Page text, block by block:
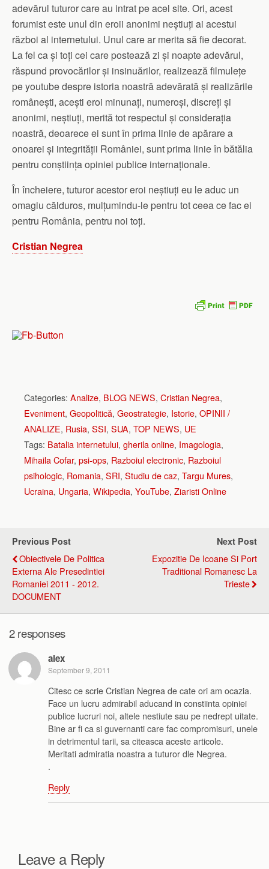
adevărul tuturor care au intrat pe acel site. Ori, acest
forumist este unul din eroii anonimi neștiuți ai acestui
război al internetului. Unul care ar merita să fie decorat.
La fel ca și toți cei care postează zi și noapte adevărul,
răspund provocărilor și insinuărilor, realizează filmulețe
pe youtube despre istoria noastră adevărată și realizările
românești, acești eroi minunați, numeroși, discreți și
anonimi, neștiuți, merită tot respectul și considerația
noastră, deoarece ei sunt în prima linie de apărare a
onoarei și integrității României, sunt prima linie în bătălia
pentru conștiința opiniei publice internaționale.
În încheiere, tuturor acestor eroi neștiuți eu le aduc un
omagiu călduros, mulțumindu-le pentru tot ceea ce fac ei
pentru România, pentru noi toți.
Cristian Negrea
Categories: Analize, BLOG NEWS, Cristian Negrea,
Eveniment, Geopolitică, Geostrategie, Istorie, OPINII /
ANALIZE, Rusia, SSI, SUA, TOP NEWS, UE
Tags: Batalia internetului, gherila online, Imagologia,
Mihaila Cofar, psi-ops, Razboiul electronic, Razboiul
psihologic, Romania, SRI, Studiu de caz, Targu Mures,
Ucraina, Ungaria, Wikipedia, YouTube, Ziaristi Online
Previous Post
Obiectivele De Politica
Externa Ale Presedintiei
Romaniei 2011 - 2012.
DOCUMENT
Next Post
Expozitie De Icoane Si Port
Traditional Romanesc La
Trieste
2 responses
alex
September 9, 2011
Citesc ce scrie Cristian Negrea de cate ori am ocazia.
Face un lucru admirabil aducand in constiinta opiniei
publice lucruri noi, altele nestiute sau pe nedrept uitate.
Bine ar fi ca si guvernanti care fac compromisuri, unele
in detrimentul tarii, sa citeasca aceste articole.
Meritati admiratia noastra a tuturor dle Negrea.
.
Reply
Leave a Reply